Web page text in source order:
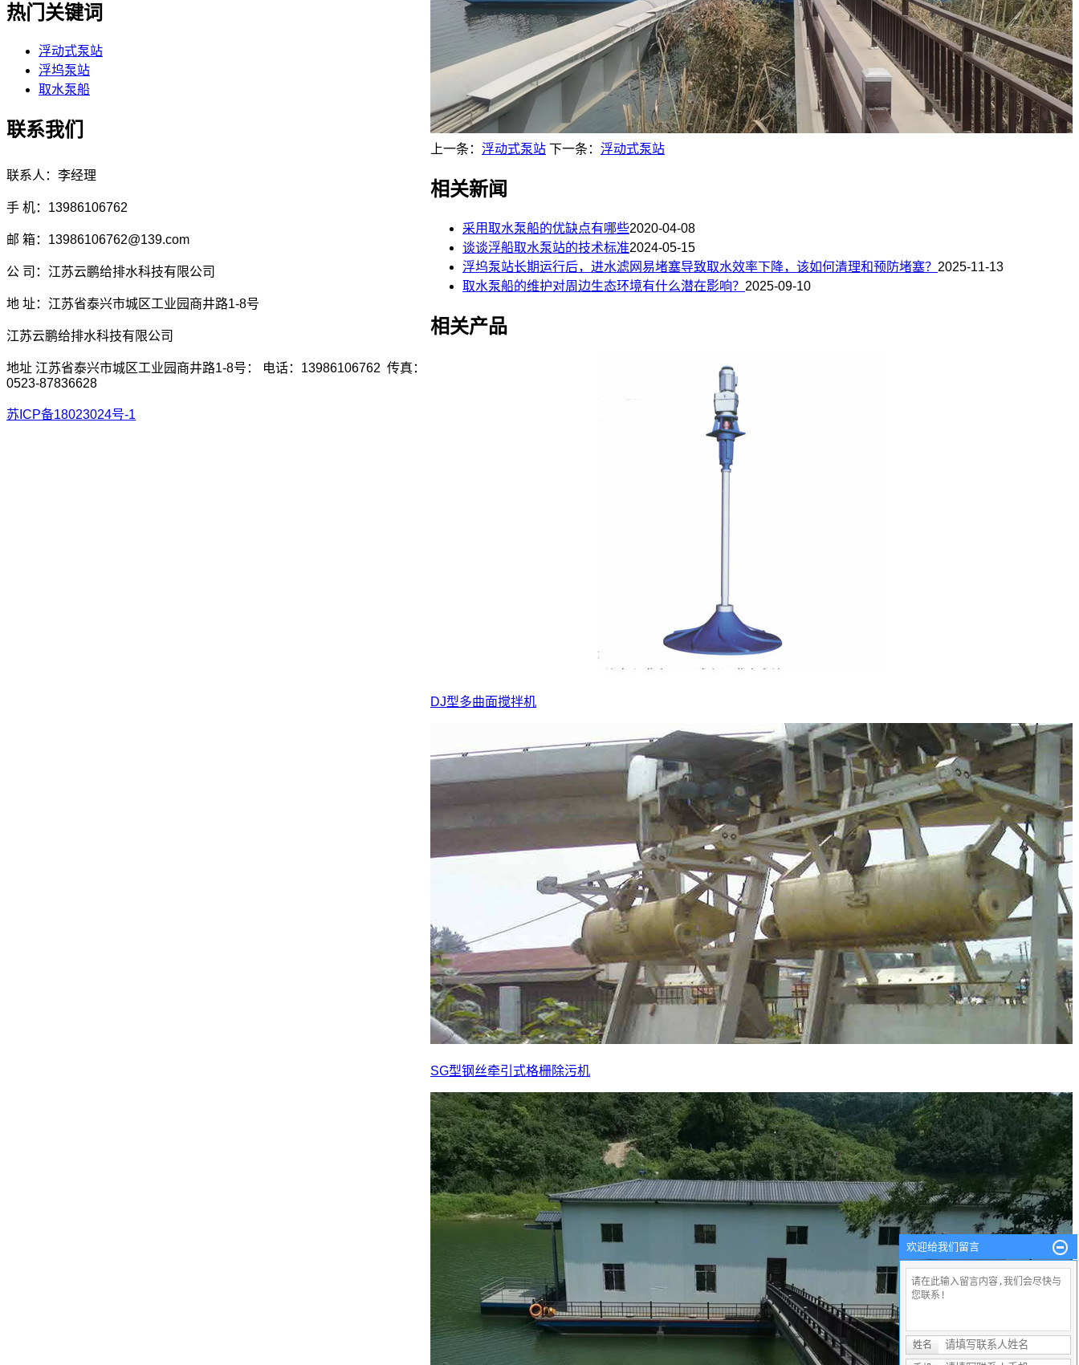
上一条： 浮动式泵站 下一条： 浮动式泵站
相关新闻
采用取水泵船的优缺点有哪些2020-04-08
谈谈浮船取水泵站的技术标准2024-05-15
浮坞泵站长期运行后，进水滤网易堵塞导致取水效率下降，该如何清理和预防堵塞？ 2025-11-13
取水泵船的维护对周边生态环境有什么潜在影响？ 2025-09-10
相关产品
DJ型多曲面搅拌机
SG型钢丝牵引式格栅除污机
热门关键词
浮动式泵站
浮坞泵站
取水泵船
联系我们
联系人：李经理
手 机：13986106762
邮 箱：13986106762@139.com
公 司：江苏云鹏给排水科技有限公司
地 址：江苏省泰兴市城区工业园商井路1-8号
江苏云鹏给排水科技有限公司
地址 江苏省泰兴市城区工业园商井路1-8号： 电话：13986106762 传真：
0523-87836628
苏ICP备18023024号-1
欢迎给我们留言
姓名